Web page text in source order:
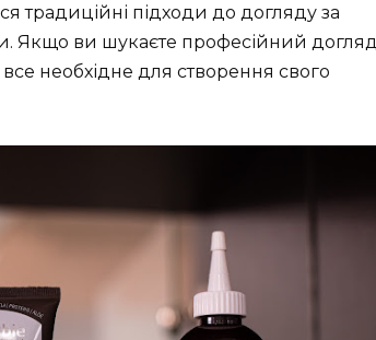
традиційні підходи до догляду за
Якщо ви шукаєте професійний догляд
необхідне для створення свого